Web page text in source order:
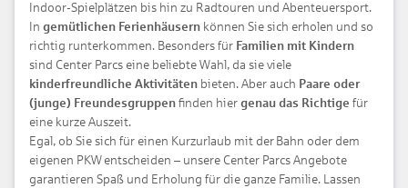
Indoor-Spielplätzen bis hin zu Radtouren und Abenteuersport.
In gemütlichen Ferienhäusern können Sie sich erholen und so
richtig runterkommen. Besonders für Familien mit Kindern
sind Center Parcs eine beliebte Wahl, da sie viele
kinderfreundliche Aktivitäten bieten. Aber auch Paare oder
(junge) Freundesgruppen finden hier genau das Richtige für
eine kurze Auszeit.
Egal, ob Sie sich für einen Kurzurlaub mit der Bahn oder dem
eigenen PKW entscheiden – unsere Center Parcs Angebote
garantieren Spaß und Erholung für die ganze Familie. Lassen